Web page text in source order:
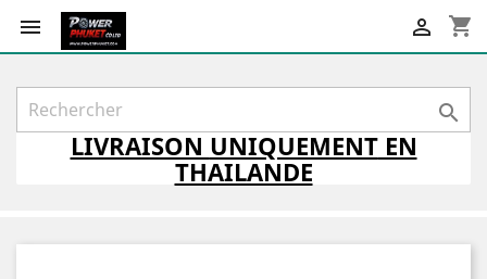
 shopping_cart


LIVRAISON UNIQUEMENTEN
THAILANDE